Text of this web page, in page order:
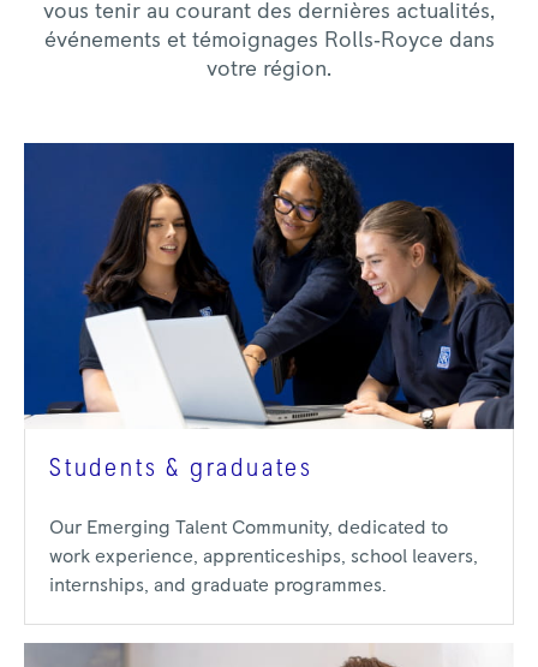
vous tenir au courant des dernières actualités,
événements et témoignages Rolls‑Royce dans
votre région.
Students & graduates
Our Emerging Talent Community, dedicated to
work experience, apprenticeships, school leavers,
internships, and graduate programmes.